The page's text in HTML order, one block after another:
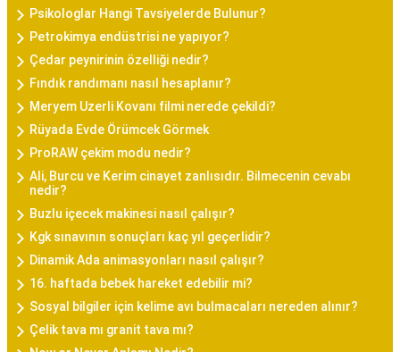
Psikologlar Hangi Tavsiyelerde Bulunur?
Petrokimya endüstrisi ne yapıyor?
Çedar peynirinin özelliği nedir?
Fındık randımanı nasıl hesaplanır?
Meryem Uzerli Kovanı filmi nerede çekildi?
Rüyada Evde Örümcek Görmek
ProRAW çekim modu nedir?
Ali, Burcu ve Kerim cinayet zanlısıdır. Bilmecenin cevabı
nedir?
Buzlu içecek makinesi nasıl çalışır?
Kgk sınavının sonuçları kaç yıl geçerlidir?
Dinamik Ada animasyonları nasıl çalışır?
16. haftada bebek hareket edebilir mi?
Sosyal bilgiler için kelime avı bulmacaları nereden alınır?
Çelik tava mı granit tava mı?